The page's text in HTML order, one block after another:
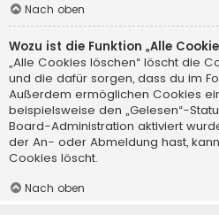
Nach oben
Wozu ist die Funktion „Alle
„Alle Cookies löschen“ löscht die
und die dafür sorgen, dass du im
Außerdem ermöglichen Cookies
beispielsweise den „Gelesen“-
Board-Administration aktiviert
der An- oder Abmeldung hast,
Cookies löscht.
Nach oben